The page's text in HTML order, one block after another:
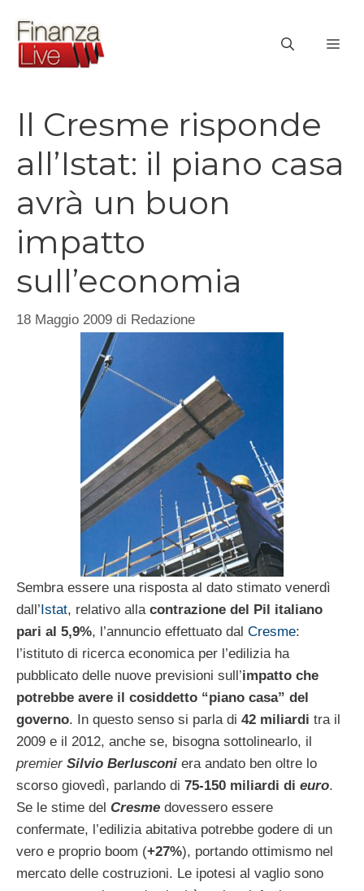
contenuto
Il Cresme risponde
all’Istat: il piano casa
avrà un buon
impatto
sull’economia
18 Maggio 2009 di Redazione
Sembra essere una risposta al dato stimato venerdì
dall’Istat, relativo alla contrazione del Pil italiano
pari al 5,9%, l’annuncio effettuato dal Cresme:
l’istituto di ricerca economica per l’edilizia ha
pubblicato delle nuove previsioni sull’impatto che
potrebbe avere il cosiddetto “piano casa” del
governo. In questo senso si parla di 42 miliardi tra il
2009 e il 2012, anche se, bisogna sottolinearlo, il
premier Silvio Berlusconi era andato ben oltre lo
scorso giovedì, parlando di 75-150 miliardi di euro.
Se le stime del Cresme dovessero essere
confermate, l’edilizia abitativa potrebbe godere di un
vero e proprio boom (+27%), portando ottimismo nel
mercato delle costruzioni. Le ipotesi al vaglio sono